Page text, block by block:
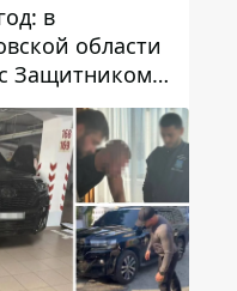
в
области
Защитником
Репиным